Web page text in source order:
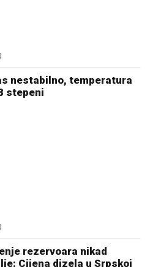
nestabilno, temperatura
stepeni
rezervoara nikad
Cijena dizela u Srpskoj